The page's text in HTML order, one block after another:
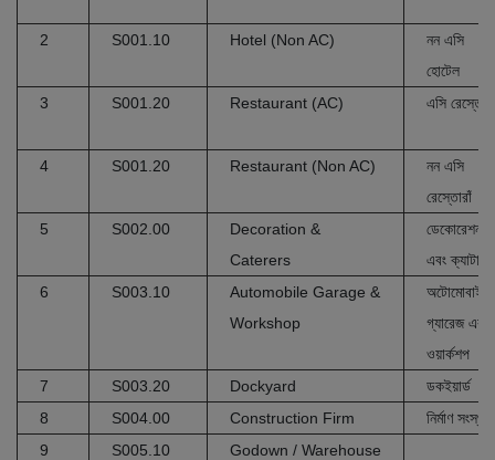
2 S001.10 Hotel (Non AC)
নন এসি
হোটেল
3
S001.20 Restaurant (AC) এসি রেস্তোরাঁ
4 S001.20 Restaurant (Non AC)
নন এসি
রেস্তোরাঁ
5
S002.00
Decoration &
Caterers
ডেকোরেশন
এবং
6
S003.10
Automobile Garage &
Workshop
অটোমোবাইল
গ্যারেজ এবং
ওয়ার্কশপ
7
S003.20 Dockyard
ডকইয়ার্ড
8
S004.00 Construction Firm
নির্মাণ সংস্থা
9
S005.10
Godown / Warehouse